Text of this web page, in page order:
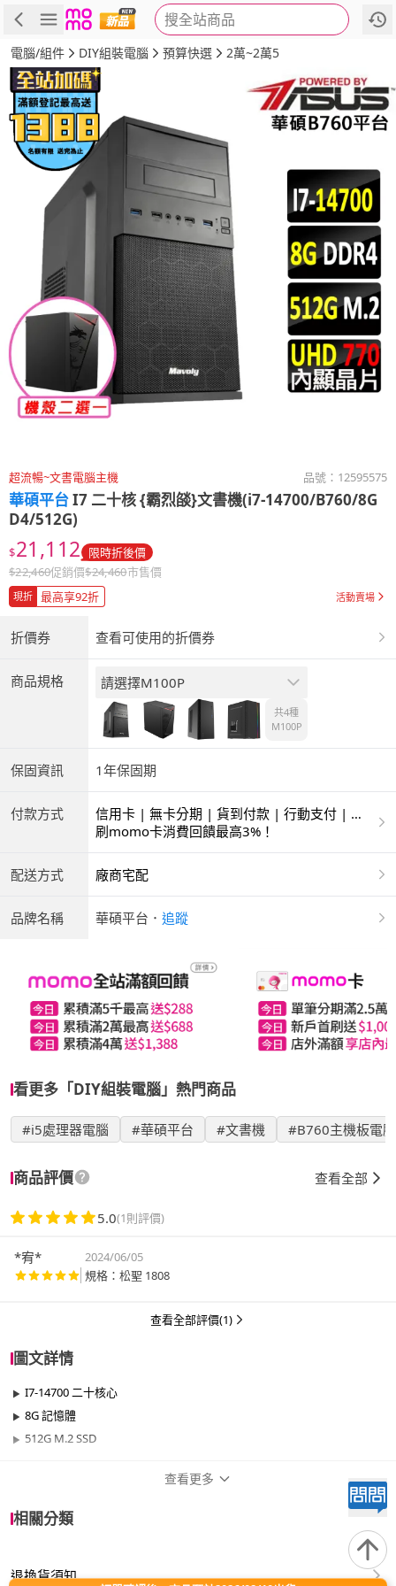
搜全站商品
商品 評價 詳情 規格
電腦/組件 DIY組裝電腦 預算快選 2萬~2萬5
超流暢~文書電腦主機 品號： 12595575
華碩平台I7 二十核 {霸烈燄}文書機(i7-14700/B760/8G
D4/512G)
$21,112 限時折後價
$22,460促銷價$24,460市售價
現折 最高享92折 活動賣場
折價券 查看可使用的折價券
商品規格 請選擇M100P
共4種
M100P
保固資訊 1年保固期
付款方式
信用卡 | 無卡分期 | 貨到付款 | 行動支付 | 銀
聯卡
刷momo卡消費回饋最高3%！
配送方式 廠商宅配
品牌名稱 華碩平台 ． 追蹤
看更多「DIY組裝電腦」熱門商品
#i5處理器電腦 #華碩平台 #文書機 #B760主機板電腦
商品評價 查看全部
5.0(1則評價)
*宥*
2024/06/05
規格：松聖 1808
查看全部評價(1)
圖文詳情
I7-14700 二十核心
8G 記憶體
512G M.2 SSD
效能 400W以下
查看更多
相關分類
退換貨須知